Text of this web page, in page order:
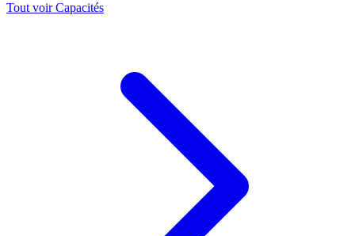
Tout voir Capacités